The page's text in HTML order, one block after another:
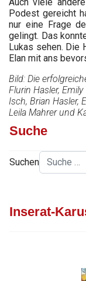
Podest gereicht
nur eine Frage
gelingt. Das
Lukas sehen. Die
Elan mit ans
Bild: Die
Flurin Hasler,
Isch, Brian Hasler,
Leila Mahrer und
Suche
Suchen
Inserat-